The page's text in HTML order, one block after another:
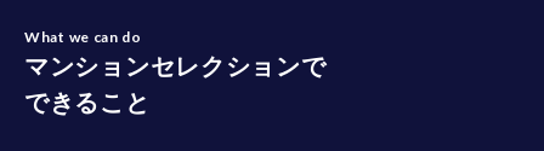
What we can do
マンションセレクションで
できること